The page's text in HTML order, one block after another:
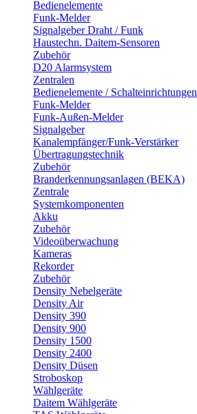
Bedienelemente
Funk-Melder
Signalgeber Draht / Funk
Haustechn. Daitem-Sensoren
Zubehör
D20 Alarmsystem
Zentralen
Bedienelemente / Schalteinrichtungen
Funk-Melder
Funk-Außen-Melder
Signalgeber
Kanalempfänger/Funk-Verstärker
Übertragungstechnik
Zubehör
Branderkennungsanlagen (BEKA)
Zentrale
Systemkomponenten
Akku
Zubehör
Videoüberwachung
Kameras
Rekorder
Zubehör
Density Nebelgeräte
Density Air
Density 390
Density 900
Density 1500
Density 2400
Density Düsen
Stroboskop
Wählgeräte
Daitem Wählgeräte